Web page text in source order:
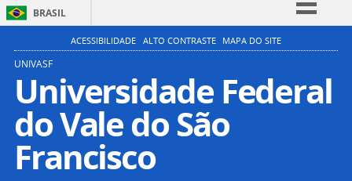
BRASIL
Simplifique!
Participe
Acesso à informação
Legislação
ACESSIBILIDADE ALTO CONTRASTE MAPA DO SITE
UNIVASF
Universidade Federal
do Vale do São
Francisco